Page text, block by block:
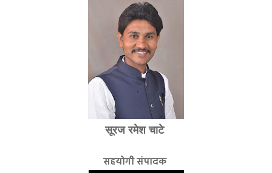
सूरज रमेश चाटे
सहयोगी संपादक